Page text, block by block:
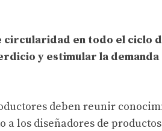
en todo el ciclo
y estimular la demanda
deben reunir
a los diseñadores de